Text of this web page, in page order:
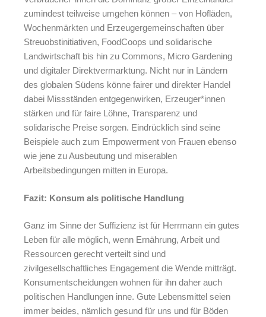
zumindest teilweise umgehen können – von Hofläden,
Wochenmärkten und Erzeugergemeinschaften über
Streuobstinitiativen, FoodCoops und solidarische
Landwirtschaft bis hin zu Commons, Micro Gardening
und digitaler Direktvermarktung. Nicht nur in Ländern
des globalen Südens könne fairer und direkter Handel
dabei Missständen entgegenwirken, Erzeuger*innen
stärken und für faire Löhne, Transparenz und
solidarische Preise sorgen. Eindrücklich sind seine
Beispiele auch zum Empowerment von Frauen ebenso
wie jene zu Ausbeutung und miserablen
Arbeitsbedingungen mitten in Europa.
Fazit: Konsum als politische Handlung
Ganz im Sinne der Suffizienz ist für Herrmann ein gutes
Leben für alle möglich, wenn Ernährung, Arbeit und
Ressourcen gerecht verteilt sind und
zivilgesellschaftliches Engagement die Wende mitträgt.
Konsumentscheidungen wohnen für ihn daher auch
politischen Handlungen inne. Gute Lebensmittel seien
immer beides, nämlich gesund für uns und für Böden